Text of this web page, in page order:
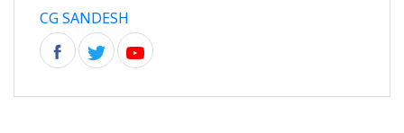
CG SANDESH